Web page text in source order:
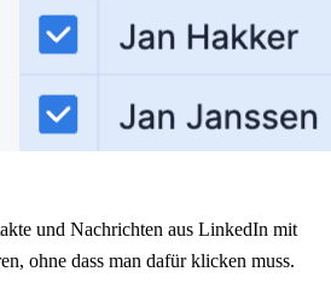
und Nachrichten aus LinkedIn mit
ohne dass man dafür klicken muss.